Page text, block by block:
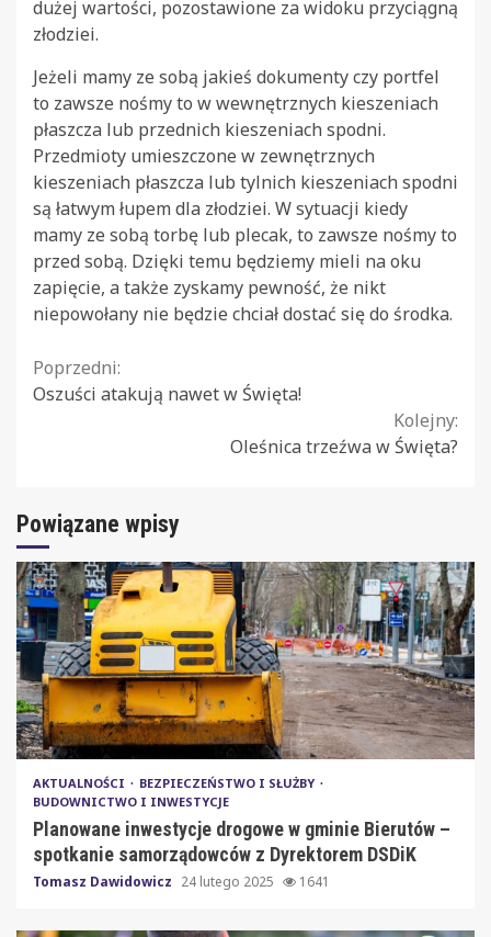
dużej wartości, pozostawione za widoku przyciągną
złodziei.
Jeżeli mamy ze sobą jakieś dokumenty czy portfel
to zawsze nośmy to w wewnętrznych kieszeniach
płaszcza lub przednich kieszeniach spodni.
Przedmioty umieszczone w zewnętrznych
kieszeniach płaszcza lub tylnich kieszeniach spodni
są łatwym łupem dla złodziei. W sytuacji kiedy
mamy ze sobą torbę lub plecak, to zawsze nośmy to
przed sobą. Dzięki temu będziemy mieli na oku
zapięcie, a także zyskamy pewność, że nikt
niepowołany nie będzie chciał dostać się do środka.
Continue
Poprzedni:
Oszuści atakują nawet w Święta!
Kolejny:
Oleśnica trzeźwa w Święta?
Powiązane wpisy
AKTUALNOŚCI
BEZPIECZEŃSTWO I SŁUŻBY
BUDOWNICTWO I INWESTYCJE
Planowane inwestycje drogowe w gminie Bierutów –
spotkanie samorządowców z Dyrektorem DSDiK
Tomasz Dawidowicz 24 lutego 2025 1641